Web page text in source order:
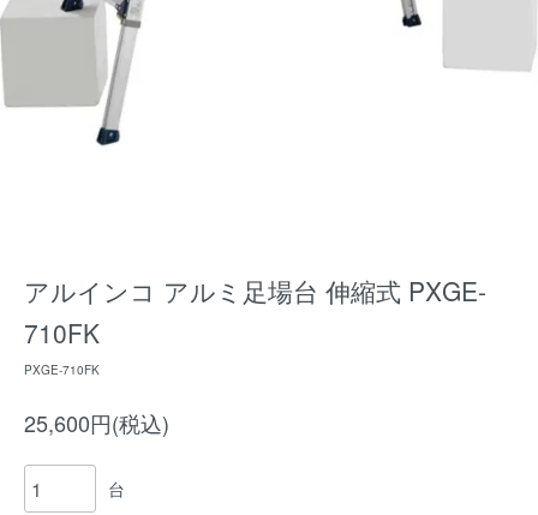
アルインコ アルミ足場台 伸縮式 PXGE-
710FK
PXGE-710FK
25,600円(税込)
台